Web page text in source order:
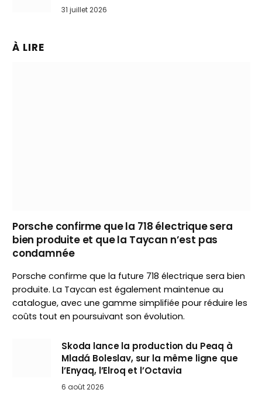
31 juillet 2026
À LIRE
Porsche confirme que la 718 électrique sera
bien produite et que la Taycan n’est pas
condamnée
Porsche confirme que la future 718 électrique sera bien
produite. La Taycan est également maintenue au
catalogue, avec une gamme simplifiée pour réduire les
coûts tout en poursuivant son évolution.
Skoda lance la production du Peaq à
Mladá Boleslav, sur la même ligne que
l’Enyaq, l’Elroq et l’Octavia
6 août 2026